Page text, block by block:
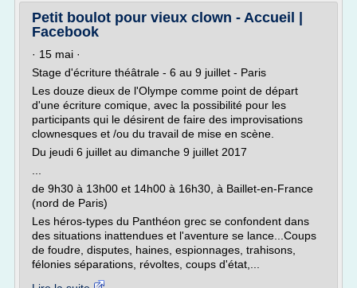
Petit boulot pour vieux clown - Accueil |
Facebook
· 15 mai ·
Stage d'écriture théâtrale - 6 au 9 juillet - Paris
Les douze dieux de l'Olympe comme point de départ
d'une écriture comique, avec la possibilité pour les
participants qui le désirent de faire des improvisations
clownesques et /ou du travail de mise en scène.
Du jeudi 6 juillet au dimanche 9 juillet 2017
de 9h30 à 13h00 et 14h00 à 16h30, à Baillet-en-France
(nord de Paris)
Les héros-types du Panthéon grec se confondent dans
des situations inattendues et l'aventure se lance...Coups
de foudre, disputes, haines, espionnages, trahisons,
félonies séparations, révoltes, coups d'état,...